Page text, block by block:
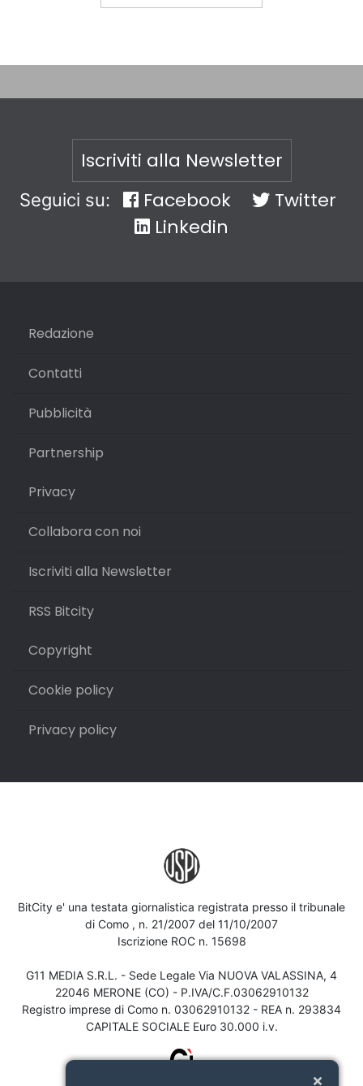
Iscriviti alla Newsletter
Seguici su: Facebook
Twitter
Linkedin
Redazione
Contatti
Pubblicità
Partnership
Privacy
Collabora con noi
Iscriviti alla Newsletter
RSS Bitcity
Copyright
Cookie policy
Privacy policy
BitCity e' una testata giornalistica registrata presso il tribunale
di Como , n. 21/2007 del 11/10/2007
Iscrizione ROC n. 15698
G11 MEDIA S.R.L. - Sede Legale Via NUOVA VALASSINA, 4
22046 MERONE (CO) - P.IVA/C.F.03062910132
Registro imprese di Como n. 03062910132 - REA n. 293834
CAPITALE SOCIALE Euro 30.000 i.v.